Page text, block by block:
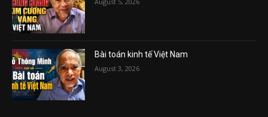
Bài toán kinh tế Việt Nam
August 3, 2026